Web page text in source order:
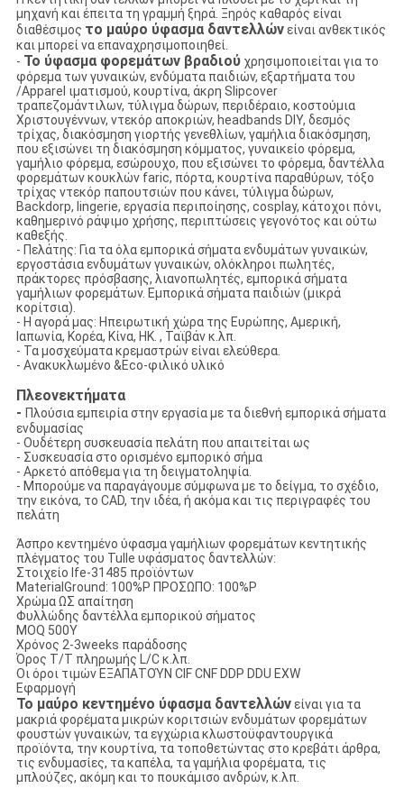
μηχανή και έπειτα τη γραμμή ξηρά. Ξηρός καθαρός είναι
διαθέσιμος το μαύρο ύφασμα δαντελλώνείναι ανθεκτικός
και μπορεί να επαναχρησιμοποιηθεί.
- Το ύφασμα φορεμάτων βραδιούχρησιμοποιείται για το
φόρεμα των γυναικών, ενδύματα παιδιών, εξαρτήματα του
/Apparel ιματισμού, κουρτίνα, άκρη Slipcover
τραπεζομάντιλων, τύλιγμα δώρων, περιδέραιο, κοστούμια
Χριστουγέννων, ντεκόρ αποκριών, headbands DIY, δεσμός
τρίχας, διακόσμηση γιορτής γενεθλίων, γαμήλια διακόσμηση,
που εξισώνει τη διακόσμηση κόμματος, γυναικείο φόρεμα,
γαμήλιο φόρεμα, εσώρουχο, που εξισώνει το φόρεμα, δαντέλλα
φορεμάτων κουκλών faric, πόρτα, κουρτίνα παραθύρων, τόξο
τρίχας ντεκόρ παπουτσιών που κάνει, τύλιγμα δώρων,
Backdorp, lingerie, εργασία περιποίησης, cosplay, κάτοχοι πόνι,
καθημερινό ράψιμο χρήσης, περιπτώσεις γεγονότος και ούτω
καθεξής.
- Πελάτης: Για τα όλα εμπορικά σήματα ενδυμάτων γυναικών,
εργοστάσια ενδυμάτων γυναικών, ολόκληροι πωλητές,
πράκτορες πρόσβασης, λιανοπωλητές, εμπορικά σήματα
γαμήλιων φορεμάτων. Εμπορικά σήματα παιδιών (μικρά
κορίτσια).
- Η αγορά μας: Ηπειρωτική χώρα της Ευρώπης, Αμερική,
Ιαπωνία, Κορέα, Κίνα, HK. , Ταϊβάν κ.λπ.
- Τα μοσχεύματα κρεμαστρών είναι ελεύθερα.
- Ανακυκλωμένο &Eco-φιλικό υλικό
Πλεονεκτήματα
- Πλούσια εμπειρία στην εργασία με τα διεθνή εμπορικά σήματα
ενδυμασίας
- Ουδέτερη συσκευασία πελάτη που απαιτείται ως
- Συσκευασία στο ορισμένο εμπορικό σήμα
- Αρκετό απόθεμα για τη δειγματοληψία.
- Μπορούμε να παραγάγουμε σύμφωνα με το δείγμα, το σχέδιο,
την εικόνα, το CAD, την ιδέα, ή ακόμα και τις περιγραφές του
πελάτη
Άσπρο κεντημένο ύφασμα γαμήλιων φορεμάτων κεντητικής
πλέγματος του Tulle υφάσματος δαντελλών:
Στοιχείο lfe-31485 προϊόντων
MaterialGround: 100%P ΠΡΟΣΩΠΟ: 100%P
Χρώμα ΩΣ απαίτηση
Φυλλώδης δαντέλλα εμπορικού σήματος
MOQ 500Y
Χρόνος 2-3weeks παράδοσης
Όρος T/T πληρωμής L/C κ.λπ.
Οι όροι τιμών ΕΞΑΠΑΤΟΎΝ CIF CNF DDP DDU EXW
Εφαρμογή
Το μαύρο κεντημένο ύφασμα δαντελλώνείναι για τα
μακριά φορέματα μικρών κοριτσιών ενδυμάτων φορεμάτων
φουστών γυναικών, τα εγχώρια κλωστοϋφαντουργικά
προϊόντα, την κουρτίνα, τα τοποθετώντας στο κρεβάτι άρθρα,
τις ενδυμασίες, τα καπέλα, τα γαμήλια φορέματα, τις
μπλούζες, ακόμη και το πουκάμισο ανδρών, κ.λπ.